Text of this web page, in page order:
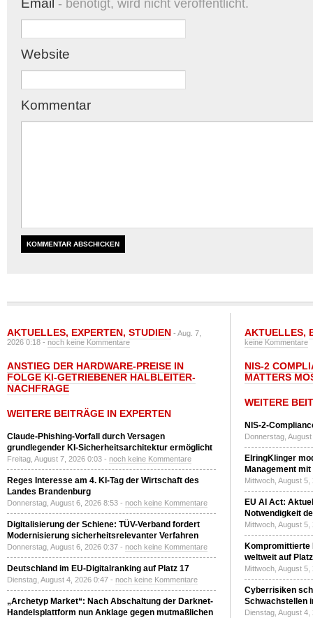
Email - benötigt, wird nicht veröffentlicht.
Website
Kommentar
AKTUELLES, EXPERTEN, STUDIEN - Aug. 7,
2026 0:18 -noch keine Kommentare
ANSTIEG DER HARDWARE-PREISE IN
FOLGE KI-GETRIEBENER HALBLEITER-
NACHFRAGE
WEITERE BEITRÄGE IN EXPERTEN
Claude-Phishing-Vorfall durch Versagen
grundlegender KI-Sicherheitsarchitektur ermöglicht
Freitag, August 7, 2026 0:03 - noch keine Kommentare
Reges Interesse am 4. KI-Tag der Wirtschaft des
Landes Brandenburg
Donnerstag, August 6, 2026 8:53 - noch keine Kommentare
Digitalisierung der Schiene: TÜV-Verband fordert
Modernisierung sicherheitsrelevanter Verfahren
Donnerstag, August 6, 2026 0:37 - noch keine Kommentare
Deutschland im EU-Digitalranking auf Platz 17
Dienstag, August 4, 2026 0:47 - noch keine Kommentare
„Archetyp Market“: Nach Abschaltung der Darknet-
Handelsplattform nun Anklage gegen mutmaßlichen
AKTUELLES,
keine Kommentare
NIS-2
MATTERS
WEITERE
NIS-2-
Donnerstag,
ElringKlinger
Management
Mittwoch, August
EU AI Act:
Notwendigkeit
Mittwoch, August
Kompromittierte
weltweit auf
Mittwoch, August
Cyberrisiken
Schwachstellen
Dienstag, August